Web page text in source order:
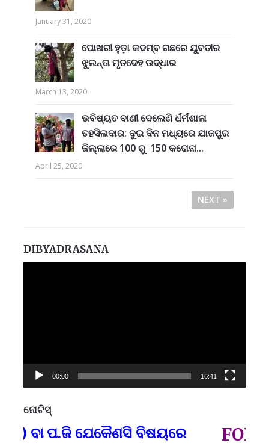
January 31, 2020
ପୋଖରୀ ହୁଡ଼ା କଦମ୍ବ ଗଛରେ ଯୁବତୀର
ଝୁଲନ୍ତା ମୃତଦେହ ଉଦ୍ଧାର
March 13, 2020
ଭବିଷ୍ୟତ ବାଣୀ ଦେଲେଣି ର୍ଧର୍ମଶାଳା
ତହସିଲଦାର: ଦୁଇ ଦିନ ମଧ୍ୟରେ ଯାଜପୁର
ଜିଲ୍ଲାରେ 100 ରୁ 150 କରୋନା...
April 25, 2020
NEXT »
DIBYADRASANA
00:00 16:41
ନୋଟିସ୍
ବା ପ.ଜି ଯେକୈଣସି ବିଷୟରେ FOR